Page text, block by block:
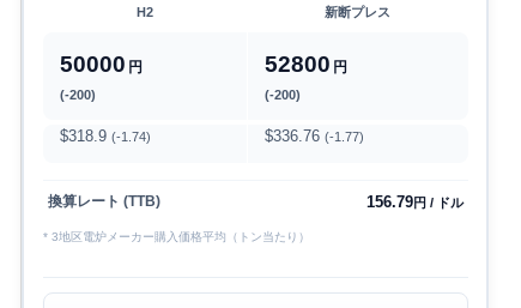
H2 新断プレス
50000 円
(-200)
52800 円
(-200)
$318.9 (-1.74) $336.76 (-1.77)
換算レート (TTB) 156.79円 / ドル
* 3地区電炉メーカー購入価格平均（トン当たり）